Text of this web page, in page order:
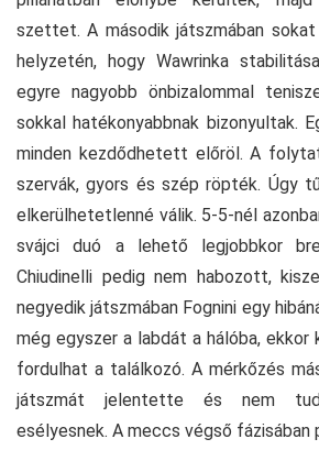
szettet. A második játszmában
helyzetén, hogy Wawrinka
egyre nagyobb önbizalommal
sokkal hatékonyabbnak bizonyultak.
minden kezdődhetett előröl. A
szervák, gyors és szép röpték. Úgy
elkerülhetetlenné válik. 5-5-nél
svájci duó a lehető legjobbkor
Chiudinelli pedig nem habozott,
negyedik játszmában Fognini egy
még egyszer a labdát a hálóba, ekkor
fordulhat a találkozó. A mérkőzés
játszmát jelentette és nem
esélyesnek. A meccs végső fázisában